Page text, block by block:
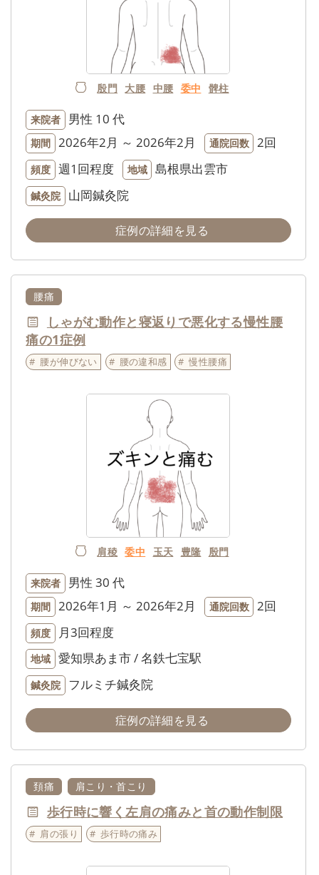
殷門 大腰 中腰 委中 髀柱
来院者 男性 10 代
期間 2026年2月 ～ 2026年2月 通院回数 2回
頻度 週1回程度 地域 島根県出雲市
鍼灸院 山岡鍼灸院
症例の詳細を見る
腰痛
しゃがむ動作と寝返りで悪化する慢性腰
痛の1症例
腰が伸びない 腰の違和感 慢性腰痛
肩稜 委中 玉天 豊隆 殷門
来院者 男性 30 代
期間 2026年1月 ～ 2026年2月 通院回数 2回
頻度 月3回程度
地域 愛知県あま市 / 名鉄七宝駅
鍼灸院 フルミチ鍼灸院
症例の詳細を見る
頚痛 肩こり・首こり
歩行時に響く左肩の痛みと首の動作制限
肩の張り 歩行時の痛み